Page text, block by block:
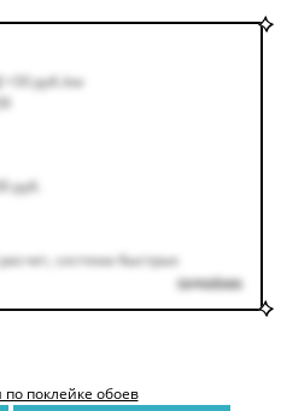
+50руб. /км
руб.
система быстрых
подробнее
поклейке обоев